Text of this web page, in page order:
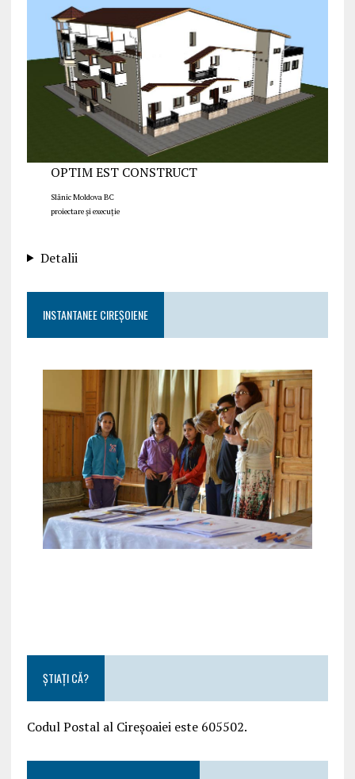
OPTIM EST CONSTRUCT
Slănic Moldova BC
proiectare și execuție
Detalii
INSTANTANEE CIREȘOIENE
ȘTIAȚI CĂ?
Codul Postal al Cireșoaiei este 605502.